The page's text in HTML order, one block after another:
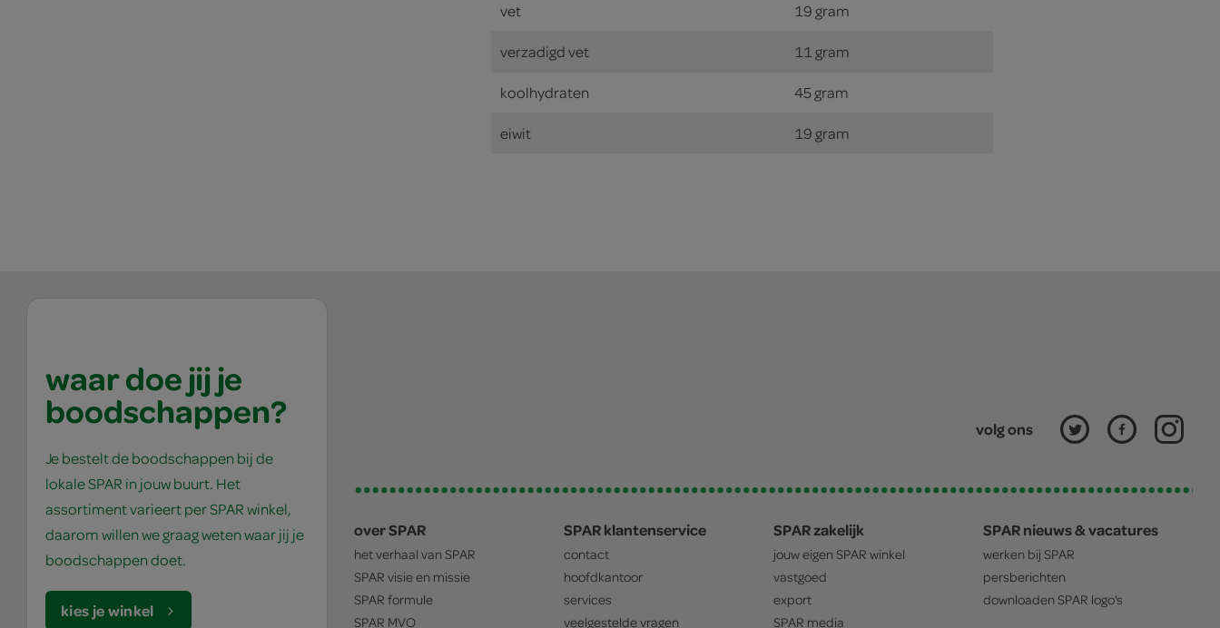
vet 19 gram
verzadigd vet 11 gram
koolhydraten 45 gram
eiwit 19 gram
waar doe jij je
boodschappen?
Je bestelt de boodschappen bij de
lokale SPAR in jouw buurt. Het
assortiment varieert per SPAR winkel,
daarom willen we graag weten waar jij je
boodschappen doet.
kies je winkel
volg ons
over SPAR
het verhaal van SPAR
SPAR visie en missie
SPAR formule
SPAR MVO
SPAR klantenservice
contact
hoofdkantoor
services
veelgestelde vragen
SPAR zakelijk
jouw eigen SPAR winkel
vastgoed
export
SPAR media
SPAR nieuws & vacatures
werken bij SPAR
persberichten
downloaden SPAR logo's